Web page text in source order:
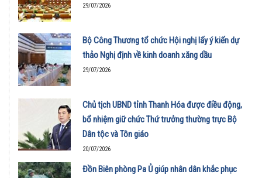
29/07/2026
Bộ Công Thương tổ chức Hội nghị lấy ý kiến dự
thảo Nghị định về kinh doanh xăng dầu
29/07/2026
Chủ tịch UBND tỉnh Thanh Hóa được điều động,
bổ nhiệm giữ chức Thứ trưởng thường trực Bộ
Dân tộc và Tôn giáo
20/07/2026
Đồn Biên phòng Pa Ủ giúp nhân dân khắc phục